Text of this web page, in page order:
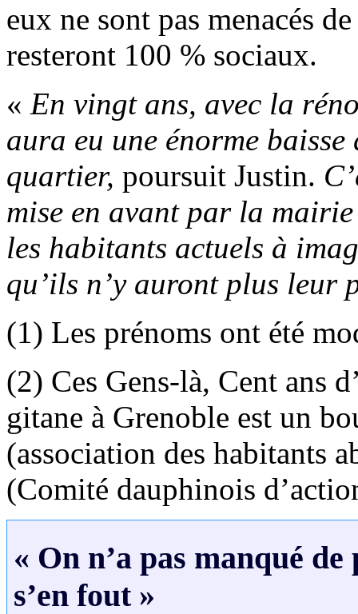
eux ne sont pas menacés
resteront 100 % sociaux.
« En vingt ans, avec la
aura eu une énorme
quartier, poursuit Justin.
mise en avant par la
les habitants actuels à
qu’ils n’y auront plus leur
(1) Les prénoms ont été
(2) Ces Gens-là, Cent ans
gitane à Grenoble est un
(association des habitants
(Comité dauphinois
« On n’a pas manqué
s’en fout »